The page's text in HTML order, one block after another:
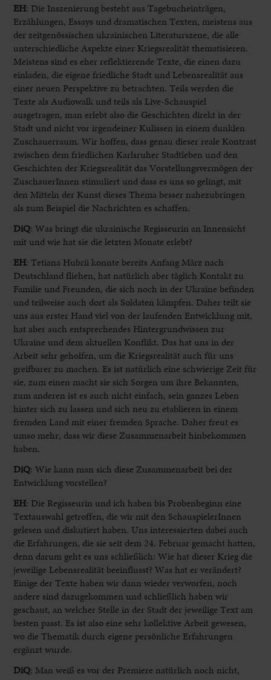
EH: Die Inszenierung besteht aus Tagebucheinträgen,
Erzählungen, Essays und dramatischen Texten, meistens aus
der zeitgenössischen ukrainischen Literaturszene, die alle
unterschiedliche Aspekte einer Kriegsrealität thematisieren.
Meistens sind es eher reflektierende Texte, die einen dazu
einladen, die eigene friedliche Stadt und Lebensrealität aus
einer neuen Perspektive zu betrachten. Teils werden die
Texte als Audiowalk und teils als Live-Schauspiel
ausgetragen, man erlebt also die Geschichten direkt in der
Stadt und nicht vor irgendeiner Kulissen in einem dunklen
Zuschauerraum. Wir hoffen, dass genau dieser reale Kontrast
zwischen dem friedlichen Karlsruher Stadtleben und den
Geschichten der Kriegsrealität das Vorstellungsvermögen der
ZuschauerInnen stimuliert und dass es uns so gelingt, mit
den Mitteln der Kunst dieses Thema besser nahezubringen
als zum Beispiel die Nachrichten es schaffen.
DiQ: Was bringt die ukrainische Regisseurin an Innensicht
mit und wie hat sie die letzten Monate erlebt?
EH: Tetiana Hubrii konnte bereits Anfang März nach
Deutschland fliehen, hat natürlich aber täglich Kontakt zu
Familie und Freunden, die sich noch in der Ukraine befinden
und teilweise auch dort als Soldaten kämpfen. Daher teilt sie
uns aus erster Hand viel von der laufenden Entwicklung mit,
hat aber auch entsprechendes Hintergrundwissen zur
Ukraine und dem aktuellen Konflikt. Das hat uns in der
Arbeit sehr geholfen, um die Kriegsrealität auch für uns
greifbarer zu machen. Es ist natürlich eine schwierige Zeit für
sie, zum einen macht sie sich Sorgen um ihre Bekannten,
zum anderen ist es auch nicht einfach, sein ganzes Leben
hinter sich zu lassen und sich neu zu etablieren in einem
fremden Land mit einer fremden Sprache. Daher freut es
umso mehr, dass wir diese Zusammenarbeit hinbekommen
haben.
DiQ: Wie kann man sich diese Zusammenarbeit bei der
Entwicklung vorstellen?
EH: Die Regisseurin und ich haben bis Probenbeginn eine
Textauswahl getroffen, die wir mit den SchauspielerInnen
gelesen und diskutiert haben. Uns interessierten dabei auch
die Erfahrungen, die sie seit dem 24. Februar gemacht hatten,
denn darum geht es uns schließlich: Wie hat dieser Krieg die
jeweilige Lebensrealität beeinflusst? Was hat er verändert?
Einige der Texte haben wir dann wieder verworfen, noch
andere sind dazugekommen und schließlich haben wir
geschaut, an welcher Stelle in der Stadt der jeweilige Text am
besten passt. Es ist also eine sehr kollektive Arbeit gewesen,
wo die Thematik durch eigene persönliche Erfahrungen
ergänzt wurde.
DiQ: Man weiß es vor der Premiere natürlich noch nicht,